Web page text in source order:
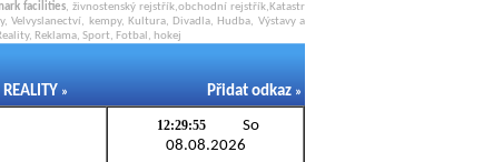
facilities, živnostenský rejstřík,obchodní rejstřík,Katastr
Velvyslanectví,
kempy, Kultura, Divadla, Hudba, Výstavy a
Reklama, Sport, Fotbal, hokej
REALITY » Přidat odkaz »
So
08.08.2026